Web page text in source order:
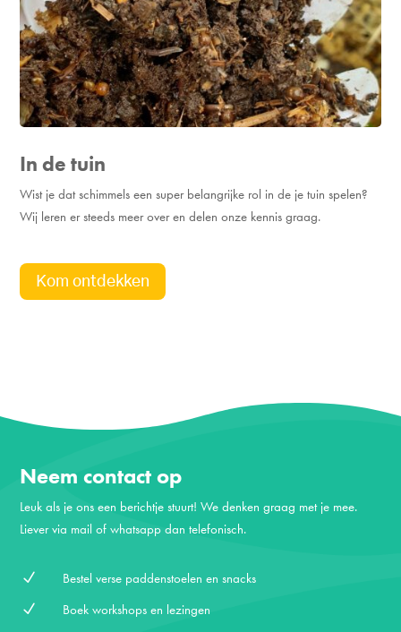
In de tuin
Wist je dat schimmels een super belangrijke rol in de je tuin spelen?
Wij leren er steeds meer over en delen onze kennis graag.
Kom ontdekken
Neem contact op
Leuk als je ons een berichtje stuurt! We denken graag met je mee.
Liever via mail of whatsapp dan telefonisch.
N Bestel verse paddenstoelen en snacks
N Boek workshops en lezingen